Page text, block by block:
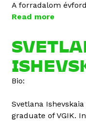
A forradalom
Read more
o
t
S
t
Bio:
Svetlana
graduate of VGIK.